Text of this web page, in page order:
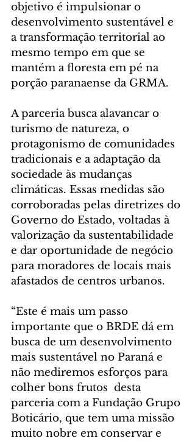
objetivo é impulsionar o
desenvolvimento sustentável e
a transformação territorial ao
mesmo tempo em que se
mantém a floresta em pé na
porção paranaense da GRMA.
A parceria busca alavancar o
turismo de natureza, o
protagonismo de comunidades
tradicionais e a adaptação da
sociedade às mudanças
climáticas. Essas medidas são
corroboradas pelas diretrizes do
Governo do Estado, voltadas à
valorização da sustentabilidade
e dar oportunidade de negócio
para moradores de locais mais
afastados de centros urbanos.
“Este é mais um passo
importante que o BRDE dá em
busca de um desenvolvimento
mais sustentável no Paraná e
não mediremos esforços para
colher bons frutos  desta
parceria com a Fundação Grupo
Boticário, que tem uma missão
muito nobre em conservar e